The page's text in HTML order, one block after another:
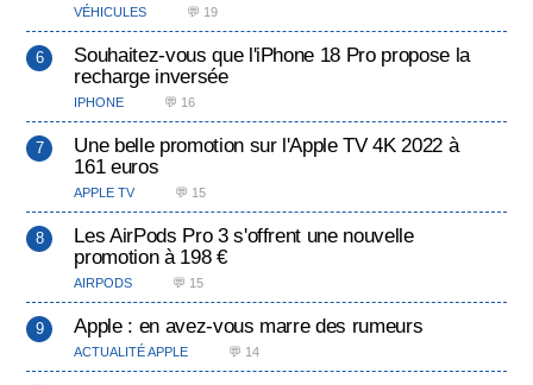
VÉHICULES 💬 19
Souhaitez-vous que l'iPhone 18 Pro propose la
recharge inversée
IPHONE 💬 16
Une belle promotion sur l'Apple TV 4K 2022 à
161 euros
APPLE TV 💬 15
Les AirPods Pro 3 s'offrent une nouvelle
promotion à 198 €
AIRPODS 💬 15
Apple : en avez-vous marre des rumeurs
ACTUALITÉ APPLE 💬 14